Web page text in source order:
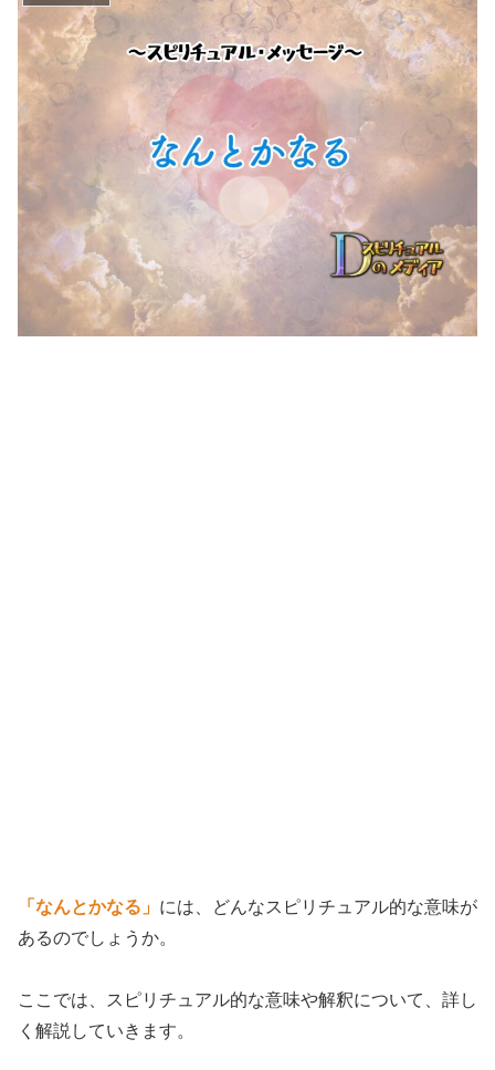
「なんとかなる」 には、どんなスピリチュアル的な意味が
あるのでしょうか。
ここでは、スピリチュアル的な意味や解釈について、詳し
く解説していきます。